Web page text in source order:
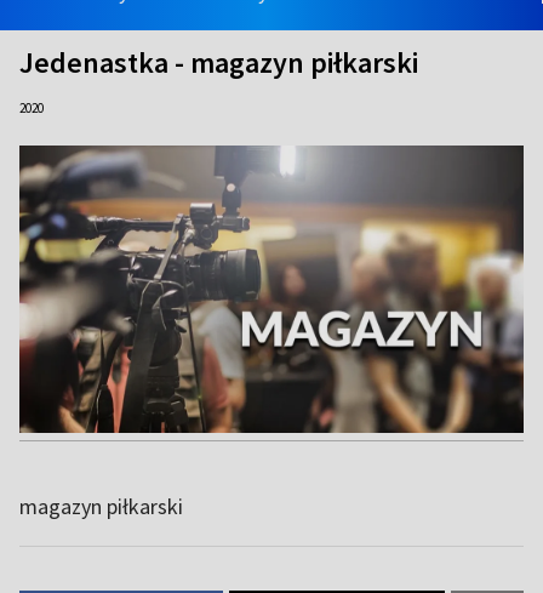
Jedenastka - magazyn piłkarski
2020
magazyn piłkarski